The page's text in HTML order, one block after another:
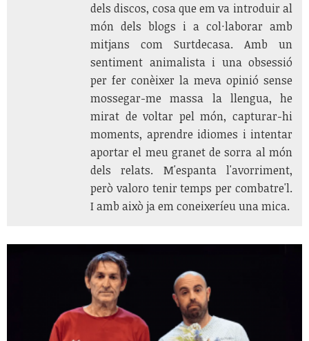
dels discos, cosa que em va introduir al
món dels blogs i a col·laborar amb
mitjans com Surtdecasa. Amb un
sentiment animalista i una obsessió
per fer conèixer la meva opinió sense
mossegar-me massa la llengua, he
mirat de voltar pel món, capturar-hi
moments, aprendre idiomes i intentar
aportar el meu granet de sorra al món
dels relats. M'espanta l'avorriment,
però valoro tenir temps per combatre'l.
I amb això ja em coneixeríeu una mica.